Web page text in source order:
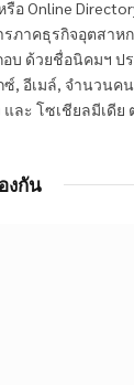
อ Online
รภาคธุรกิจอุตสาห
บ ด้วยชื่อนิคมฯ ปร
, อีเมล์, จำนวนค
และ โซเชียลมีเดีย
งกัน